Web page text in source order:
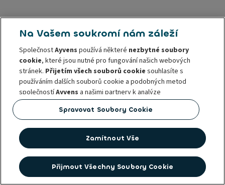
Na Vašem soukromí nám záleží
SpolečnostAyvens používá některé nezbytné soubory
cookie, které jsou nutné pro fungování našich webových
stránek. Přijetím všech souborů cookie souhlasíte s
používáním dalších souborů cookie a podobných metod
společnostíAyvens a našimi partnery k analýze
návštěvnosti stránek a chování na internetu, k nabídce
funkcí sociálních médií a k personalizaci obsahu a reklam v
Přijetí
kdykoliv odvolat. Tím není dotčena zákonnost používání
těchto souborů cookie před odvoláním takového
souhlasu. Další informace naleznete v našich zásadách
Spravovat Soubory Cookie
Zamítnout Vše
Přijmout Všechny Soubory Cookie